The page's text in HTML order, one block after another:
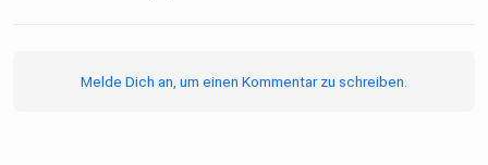
verpasst!Melde Dich an, um einen Kommentar zu schreiben.